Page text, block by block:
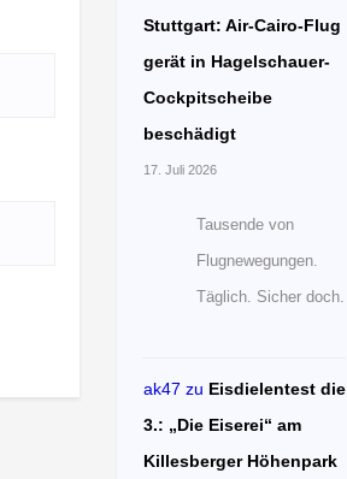
Stuttgart: Air-Cairo-Flug
gerät in Hagelschauer-
Cockpitscheibe
beschädigt
17. Juli 2026
Tausende von
Flugnewegungen.
Täglich. Sicher doch.
ak47 zu Eisdielentest die
3.: „Die Eiserei“ am
Killesberger Höhenpark